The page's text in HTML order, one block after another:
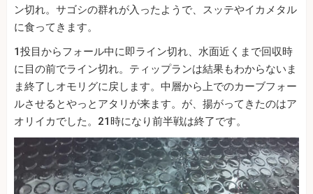
ン切れ。サゴシの群れが入ったようで、スッテやイカメタル
に食ってきます。
1投目からフォール中に即ライン切れ、水面近くまで回収時
に目の前でライン切れ。ティップランは結果もわからないま
ま終了しオモリグに戻します。中層から上でのカーブフォー
ルさせるとやっとアタリが来ます。が、揚がってきたのはア
オリイカでした。21時になり前半戦は終了です。